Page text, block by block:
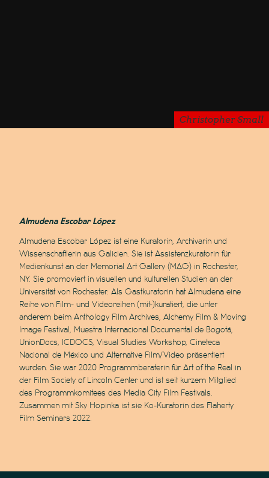
Christopher Small
Almudena Escobar López
Almudena Escobar López ist eine Kuratorin, Archivarin und
Wissenschaftlerin aus Galicien. Sie ist Assistenzkuratorin für
Medienkunst an der Memorial Art Gallery (MAG) in Rochester,
NY. Sie promoviert in visuellen und kulturellen Studien an der
Universität von Rochester. Als Gastkuratorin hat Almudena eine
Reihe von Film- und Videoreihen (mit-)kuratiert, die unter
anderem beim Anthology Film Archives, Alchemy Film & Moving
Image Festival, Muestra Internacional Documental de Bogotá,
UnionDocs, ICDOCS, Visual Studies Workshop, Cineteca
Nacional de México und Alternative Film/Video präsentiert
wurden. Sie war 2020 Programmberaterin für Art of the Real in
der Film Society of Lincoln Center und ist seit kurzem Mitglied
des Programmkomitees des Media City Film Festivals.
Zusammen mit Sky Hopinka ist sie Ko-Kuratorin des Flaherty
Film Seminars 2022.